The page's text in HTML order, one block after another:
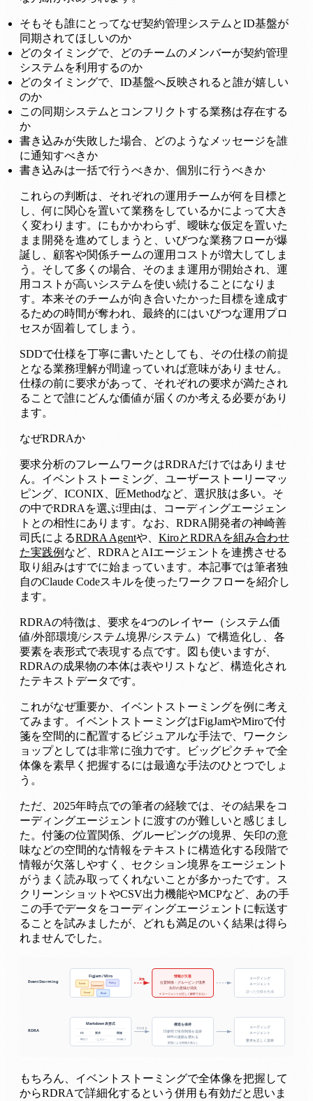
そもそも誰にとってなぜ契約管理システムとID基盤が
同期されてほしいのか
どのタイミングで、どのチームのメンバーが契約管理
システムを利用するのか
どのタイミングで、ID基盤へ反映されると誰が嬉しい
のか
この同期システムとコンフリクトする業務は存在する
か
書き込みが失敗した場合、どのようなメッセージを誰
に通知すべきか
書き込みは一括で行うべきか、個別に行うべきか
これらの判断は、それぞれの運用チームが何を目標と
し、何に関心を置いて業務をしているかによって大き
く変わります。にもかかわらず、曖昧な仮定を置いた
まま開発を進めてしまうと、いびつな業務フローが爆
誕し、顧客や関係チームの運用コストが増大してしま
う。そして多くの場合、そのまま運用が開始され、運
用コストが高いシステムを使い続けることになりま
す。本来そのチームが向き合いたかった目標を達成す
るための時間が奪われ、最終的にはいびつな運用プロ
セスが固着してしまう。
SDDで仕様を丁寧に書いたとしても、その仕様の前提
となる業務理解が間違っていれば意味がありません。
仕様の前に要求があって、それぞれの要求が満たされ
ることで誰にどんな価値が届くのか考える必要があり
ます。
なぜRDRAか
要求分析のフレームワークはRDRAだけではありませ
ん。イベントストーミング、ユーザーストーリーマッ
ピング、ICONIX、匠Methodなど、選択肢は多い。そ
の中でRDRAを選ぶ理由は、コーディングエージェン
トとの相性にあります。なお、RDRA開発者の神崎善
司氏によるRDRA Agentや、 KiroとRDRAを組み合わせ
た実践例 など、RDRAとAIエージェントを連携させる
取り組みはすでに始まっています。本記事では筆者独
自のClaude Codeスキルを使ったワークフローを紹介し
ます。
RDRAの特徴は、要求を4つのレイヤー（システム価
値/外部環境/システム境界/システム）で構造化し、各
要素を表形式で表現する点です。図も使いますが、
RDRAの成果物の本体は表やリストなど、構造化され
たテキストデータです。
これがなぜ重要か、イベントストーミングを例に考え
てみます。イベントストーミングはFigJamやMiroで付
箋を空間的に配置するビジュアルな手法で、ワークシ
ョップとしては非常に強力です。ビッグピクチャで全
体像を素早く把握するには最適な手法のひとつでしょ
う。
ただ、2025年時点での筆者の経験では、その結果をコ
ーディングエージェントに渡すのが難しいと感じまし
た。付箋の位置関係、グルーピングの境界、矢印の意
味などの空間的な情報をテキストに構造化する段階で
情報が欠落しやすく、セクション境界をエージェント
がうまく読み取ってくれないことが多かったです。ス
クリーンショットやCSV出力機能やMCPなど、あの手
この手でデータをコーディングエージェントに転送す
ることを試みましたが、どれも満足のいく結果は得ら
れませんでした。
もちろん、イベントストーミングで全体像を把握して
からRDRAで詳細化するという併用も有効だと思いま